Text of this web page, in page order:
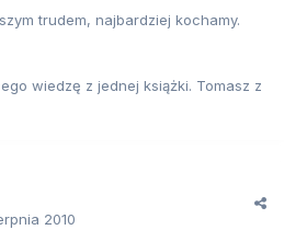
trudem, najbardziej kochamy.
wiedzę z jednej książki. Tomasz z
2010